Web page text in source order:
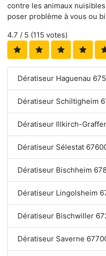
contre les animaux
poser problème à vous ou
4.7 / 5 (115 votes)
Dératiseur Haguenau
Dératiseur Schiltigheim
Dératiseur Illkirch-
Dératiseur Sélestat
Dératiseur Bischheim
Dératiseur Lingolsheim
Dératiseur Bischwiller
Dératiseur Saverne